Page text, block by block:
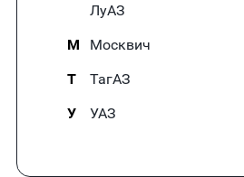
ЛуАЗ
М
Москвич
Т
ТагАЗ
У
УАЗ